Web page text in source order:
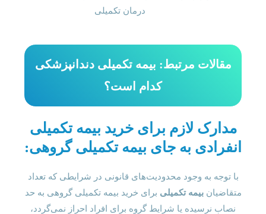
درمان تکمیلی
مقالات مرتبط: بیمه تکمیلی دندانپزشکی
کدام است؟
مدارک لازم برای خرید بیمه تکمیلی
انفرادی به جای بیمه تکمیلی گروهی:
با توجه به وجود محدودیت‌های قانونی در شرایطی که تعداد
متقاضیانبیمه تکمیلی برای خرید بیمه تکمیلی گروهی به حد
نصاب نرسیده یا شرایط گروه برای افراد احراز نمی‌گردد،